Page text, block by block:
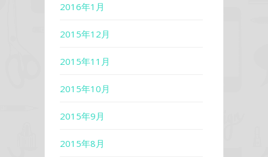
2016年1月
2015年12月
2015年11月
2015年10月
2015年9月
2015年8月